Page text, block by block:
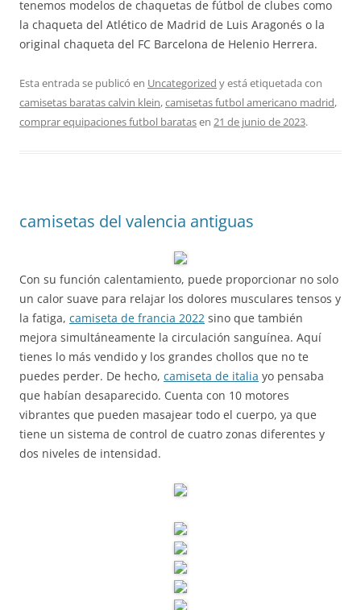
tenemos modelos de chaquetas de fútbol de clubes como
la chaqueta del Atlético de Madrid de Luis Aragonés o la
original chaqueta del FC Barcelona de Helenio Herrera.
Esta entrada se publicó en Uncategorized y está etiquetada con
camisetas baratas calvin klein,camisetas futbol americano madrid,
comprar equipaciones futbol baratasen 21 de junio de 2023.
camisetas del valencia antiguas
Con su función calentamiento, puede proporcionar no solo
un calor suave para relajar los dolores musculares tensos y
la fatiga, camiseta de francia 2022 sino que también
mejora simultáneamente la circulación sanguínea. Aquí
tienes lo más vendido y los grandes chollos que no te
puedes perder. De hecho, camiseta de italia yo pensaba
que habían desaparecido. Cuenta con 10 motores
vibrantes que pueden masajear todo el cuerpo, ya que
tiene un sistema de control de cuatro zonas diferentes y
dos niveles de intensidad.